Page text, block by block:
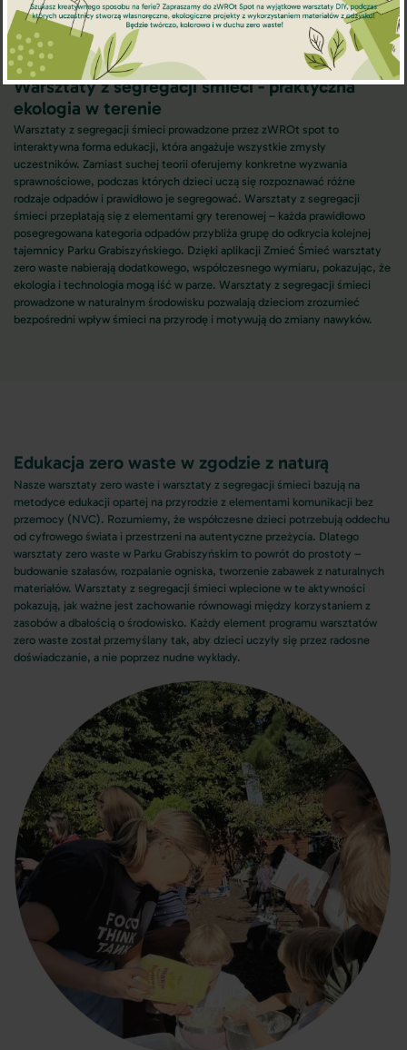
Warsztaty z segregacji śmieci - praktyczna
ekologia w terenie
Warsztaty z segregacji śmieci prowadzone przez zWROt spot to
interaktywna forma edukacji, która angażuje wszystkie zmysły
uczestników. Zamiast suchej teorii oferujemy konkretne wyzwania
sprawnościowe, podczas których dzieci uczą się rozpoznawać różne
rodzaje odpadów i prawidłowo je segregować. Warsztaty z segregacji
śmieci przeplatają się z elementami gry terenowej – każda prawidłowo
posegregowana kategoria odpadów przybliża grupę do odkrycia kolejnej
tajemnicy Parku Grabiszyńskiego. Dzięki aplikacji Zmieć Śmieć warsztaty
zero waste nabierają dodatkowego, współczesnego wymiaru, pokazując, że
ekologia i technologia mogą iść w parze. Warsztaty z segregacji śmieci
prowadzone w naturalnym środowisku pozwalają dzieciom zrozumieć
bezpośredni wpływ śmieci na przyrodę i motywują do zmiany nawyków.
Edukacja zero waste w zgodzie z naturą
Nasze warsztaty zero waste i warsztaty z segregacji śmieci bazują na
metodyce edukacji opartej na przyrodzie z elementami komunikacji bez
przemocy (NVC). Rozumiemy, że współczesne dzieci potrzebują oddechu
od cyfrowego świata i przestrzeni na autentyczne przeżycia. Dlatego
warsztaty zero waste w Parku Grabiszyńskim to powrót do prostoty –
budowanie szałasów, rozpalanie ogniska, tworzenie zabawek z naturalnych
materiałów. Warsztaty z segregacji śmieci wplecione w te aktywności
pokazują, jak ważne jest zachowanie równowagi między korzystaniem z
zasobów a dbałością o środowisko. Każdy element programu warsztatów
zero waste został przemyślany tak, aby dzieci uczyły się przez radosne
doświadczanie, a nie poprzez nudne wykłady.